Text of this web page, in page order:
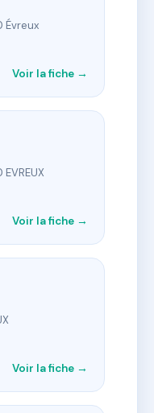
Évreux
Voir la fiche →
Voir la fiche →
Voir la fiche →